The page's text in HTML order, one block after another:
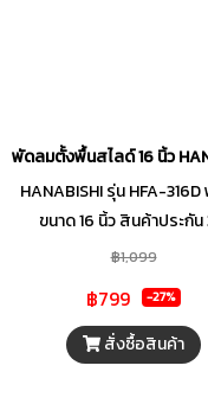
พัดลมตั้งพื้นสไลด์ 16 นิ้ว
HANABISHI รุ่น HFA-
ขนาด 16 นิ้ว สินค้าประกัน
฿1,099
฿799 -27%
สั่งซื้อสินค้า